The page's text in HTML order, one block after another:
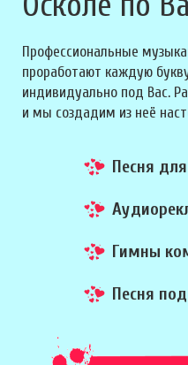
Профессиональные
проработают каждую
индивидуально под Вас.
и мы создадим из неё
Песня
Гимны
Песня